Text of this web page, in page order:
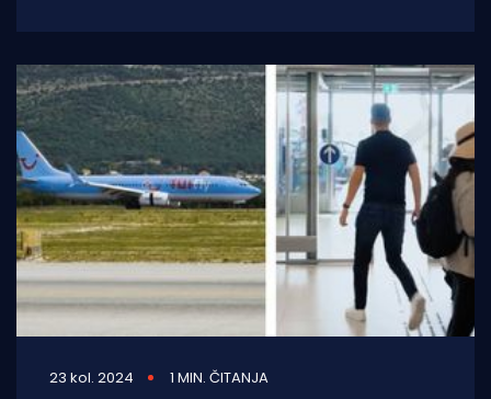
23 kol. 2024 1 MIN. ČITANJA